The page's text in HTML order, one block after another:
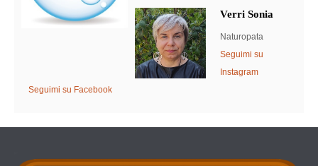
Verri Sonia
Naturopata
Seguimi su
Instagram
Seguimi su Facebook